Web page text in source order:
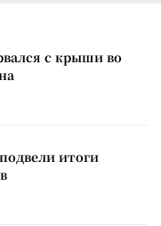
с крыши во
итоги